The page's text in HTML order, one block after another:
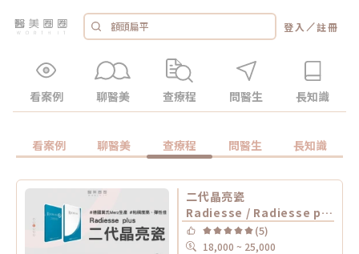
登入 ／註冊
看案例 聊醫美 查療程 問醫生 長知識
看案例 聊醫美 查療程 問醫生 長知識
二代晶亮瓷
Radiesse / Radiesse plus 晶亮瓷 /
(5)
18,000 ~ 25,000